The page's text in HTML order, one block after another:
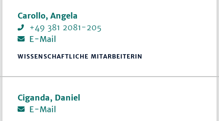
Carollo, Angela
+49 381 2081-205
E-Mail
WISSENSCHAFTLICHE MITARBEITERIN
Ciganda, Daniel
E-Mail